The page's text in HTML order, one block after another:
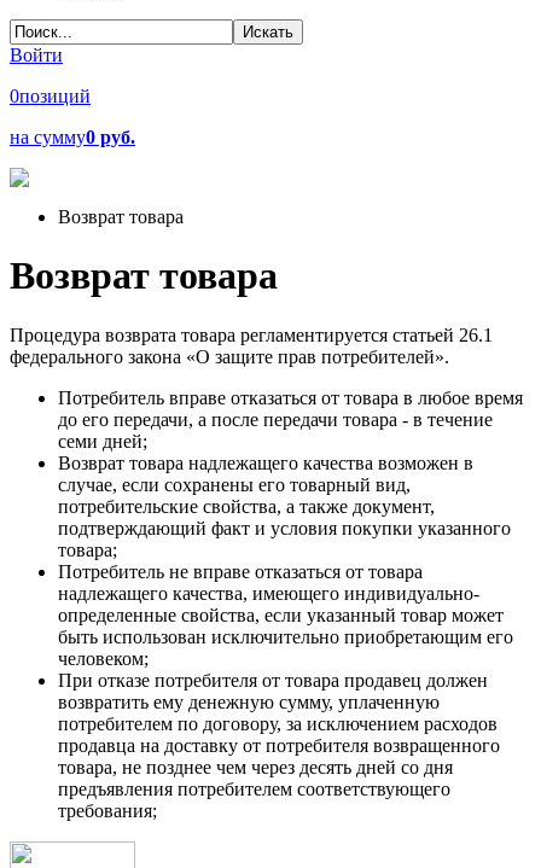
Войти
0позиций
на сумму0 руб.
Возврат товара
Возврат товара
Процедура возврата товара регламентируется статьей 26.1
федерального закона «О защите прав потребителей».
Потребитель вправе отказаться от товара в любое время
до его передачи, а после передачи товара - в течение
семи дней;
Возврат товара надлежащего качества возможен в
случае, если сохранены его товарный вид,
потребительские свойства, а также документ,
подтверждающий факт и условия покупки указанного
товара;
Потребитель не вправе отказаться от товара
надлежащего качества, имеющего индивидуально-
определенные свойства, если указанный товар может
быть использован исключительно приобретающим его
человеком;
При отказе потребителя от товара продавец должен
возвратить ему денежную сумму, уплаченную
потребителем по договору, за исключением расходов
продавца на доставку от потребителя возвращенного
товара, не позднее чем через десять дней со дня
предъявления потребителем соответствующего
требования;